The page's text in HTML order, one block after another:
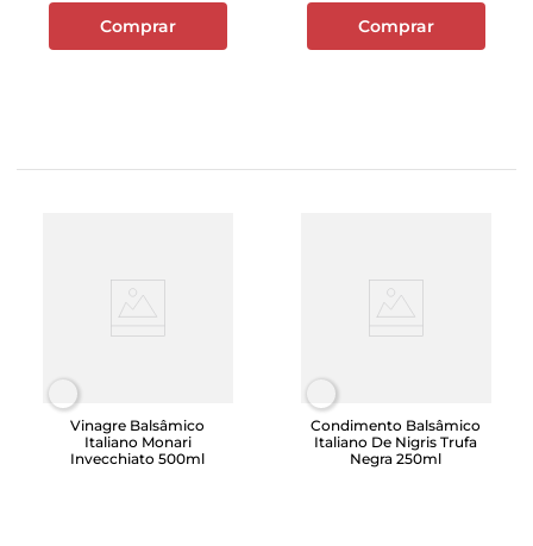
Comprar Comprar
Vinagre Balsâmico
Italiano Monari
Invecchiato 500ml
Condimento Balsâmico
Italiano De Nigris Trufa
Negra 250ml